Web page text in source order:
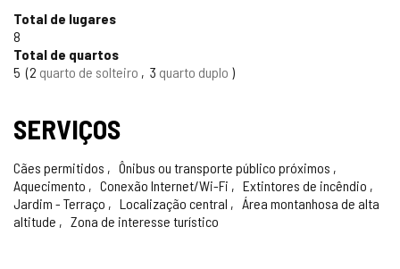
Total de lugares
8
Total de quartos
5 2 quarto de solteiro 3 quarto duplo
SERVIÇOS
Cães permitidos
Ônibus ou transporte público próximos
Aquecimento
Conexão Internet/Wi-Fi
Extintores de incêndio
Jardim - Terraço
Localização central
Área montanhosa de alta
altitude
Zona de interesse turístico